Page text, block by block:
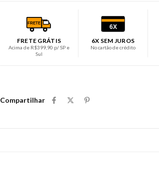
FRETE
FRETE GRÁTIS
Acima de R$399,90 p/ SP e
Sul
6X
6X SEM JUROS
No cartão de crédito
Compartilhar